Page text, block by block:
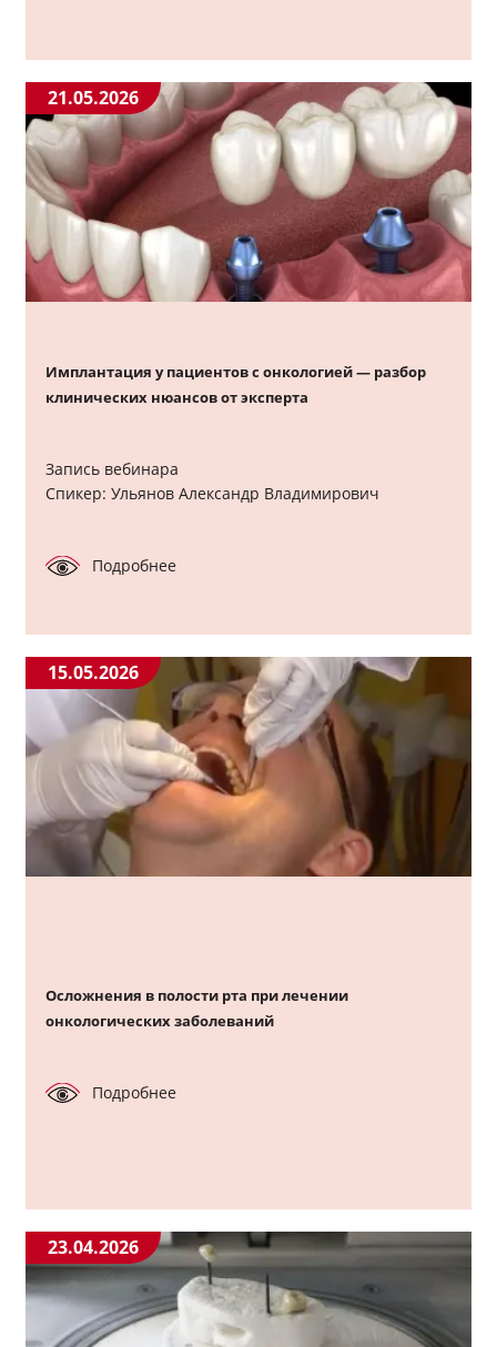
21.05.2026
Имплантация у пациентов с онкологией — разбор
клинических нюансов от эксперта
Запись вебинара
Спикер: Ульянов Александр Владимирович
Подробнее
15.05.2026
Осложнения в полости рта при лечении
онкологических заболеваний
Подробнее
23.04.2026